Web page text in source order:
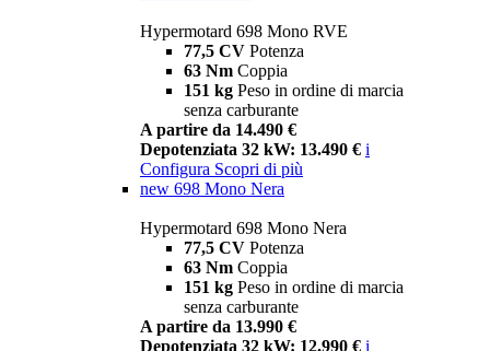
Hypermotard 698 Mono RVE
77,5 CV Potenza
63 Nm Coppia
151 kg Peso in ordine di marcia
senza carburante
A partire da 14.490 €
Depotenziata 32 kW: 13.490 € i
Configura Scopri di più
new 698 Mono Nera
Hypermotard 698 Mono Nera
77,5 CV Potenza
63 Nm Coppia
151 kg Peso in ordine di marcia
senza carburante
A partire da 13.990 €
Depotenziata 32 kW: 12.990 € i